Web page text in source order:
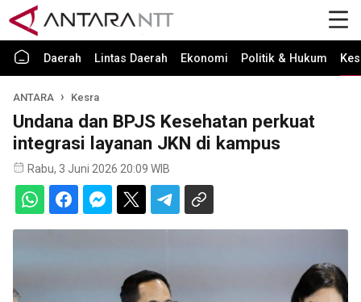
Daerah Lintas Daerah Ekonomi Politik & Hukum
ANTARA Kesra
Undana dan BPJS Kesehatan perkuat
integrasi layanan JKN di kampus
Rabu, 3 Juni 2026 20:09 WIB